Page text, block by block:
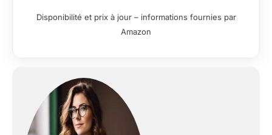
Disponibilité et prix à jour – informations fournies par
Amazon